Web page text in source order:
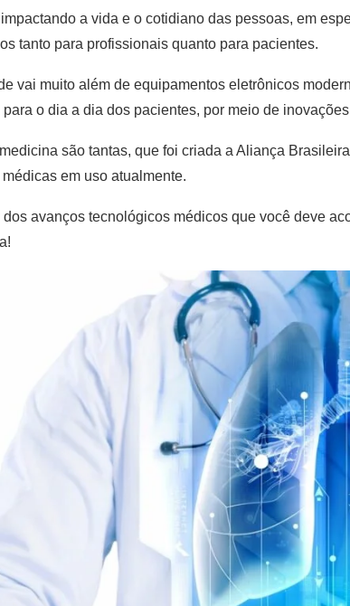
a vida e o cotidiano das pessoas, em
tanto para profissionais quanto para pacientes.
vai muito além de equipamentos eletrônicos
o dia a dia dos pacientes, por meio de
são tantas, que foi criada a Aliança
em uso atualmente.
avanços tecnológicos médicos que você deve